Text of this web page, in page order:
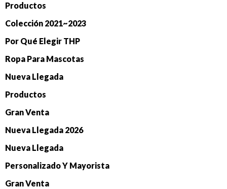
Productos
Colección 2021~2023
Por Qué Elegir THP
Ropa Para Mascotas
Nueva Llegada
Productos
Gran Venta
Nueva Llegada 2026
Nueva Llegada
Personalizado Y Mayorista
Gran Venta